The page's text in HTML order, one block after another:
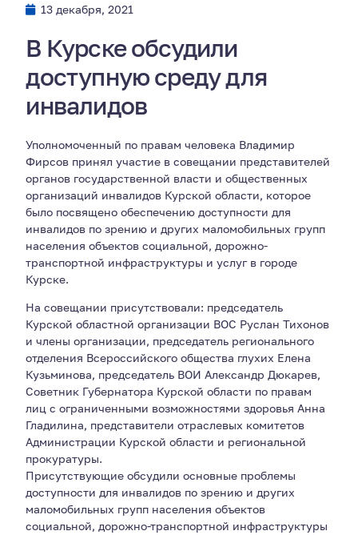
13 декабря, 2021
В Курске обсудили
доступную среду для
инвалидов
Уполномоченный по правам человека Владимир
Фирсов принял участие в совещании представителей
органов государственной власти и общественных
организаций инвалидов Курской области, которое
было посвящено обеспечению доступности для
инвалидов по зрению и других маломобильных групп
населения объектов социальной, дорожно-
транспортной инфраструктуры и услуг в городе
Курске.
На совещании присутствовали: председатель
Курской областной организации ВОС Руслан Тихонов
и члены организации, председатель регионального
отделения Всероссийского общества глухих Елена
Кузьминова, председатель ВОИ Александр Дюкарев,
Советник Губернатора Курской области по правам
лиц с ограниченными возможностями здоровья Анна
Гладилина, представители отраслевых комитетов
Администрации Курской области и региональной
прокуратуры.
Присутствующие обсудили основные проблемы
доступности для инвалидов по зрению и других
маломобильных групп населения объектов
социальной, дорожно-транспортной инфраструктуры